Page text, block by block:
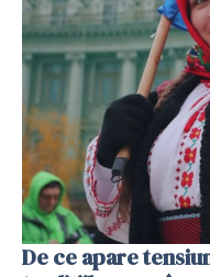
De ce apare